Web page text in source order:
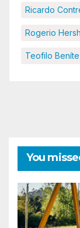
Ricardo
Rogerio
Teofilo
You